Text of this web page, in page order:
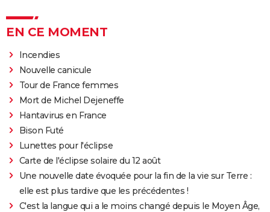
EN CE MOMENT
Incendies
Nouvelle canicule
Tour de France femmes
Mort de Michel Dejeneffe
Hantavirus en France
Bison Futé
Lunettes pour l'éclipse
Carte de l'éclipse solaire du 12 août
Une nouvelle date évoquée pour la fin de la vie sur Terre :
elle est plus tardive que les précédentes !
C'est la langue qui a le moins changé depuis le Moyen Âge,